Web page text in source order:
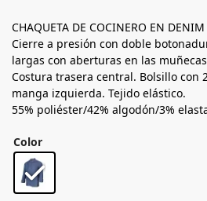
CHAQUETA DE COCINERO EN DENIM
Cierre a presión con doble
largas con aberturas en las
Costura trasera central. Bolsillo con
manga izquierda. Tejido elástico.
55% poliéster/42% algodón/3%
Color